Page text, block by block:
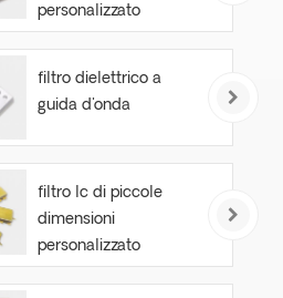
personalizzato
filtro dielettrico a
guida d'onda
filtro lc di piccole
dimensioni
personalizzato